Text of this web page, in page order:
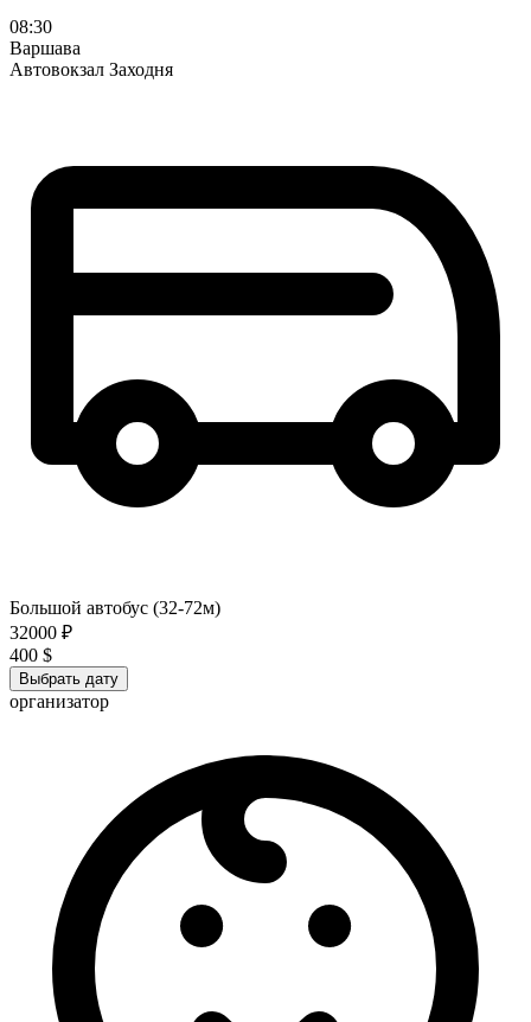
08:30
Варшава
Автовокзал Заходня
Большой автобус (32-72м)
32000 ₽
400 $
Выбрать дату
организатор